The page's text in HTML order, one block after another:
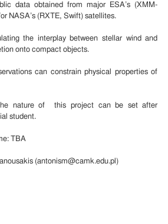
data obtained from major ESA’s (XMM-
NASA’s (RXTE, Swift) satellites.
the interplay between stellar wind and
onto compact objects.
can constrain physical properties of
nature of this project can be set after
student.
TBA
(antonism@camk.edu.pl)